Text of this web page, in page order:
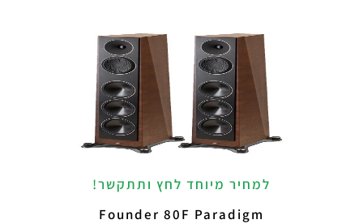
למחיר מיוחד לחץ ותתקשר!
Founder 80F Paradigm